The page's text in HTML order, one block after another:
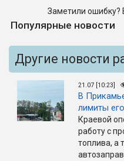
Заметили ошибку?
Популярные новости
Другие новости
21.07 [10:23]
В
лимиты
Краевой
работу с
топлива, а